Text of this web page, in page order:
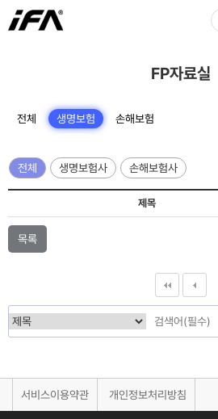
FP자료실
전체 생명보험 손해보험
전체 생명보험사 손해보험사
제목
목록
서비스이용약관 개인정보처리방침